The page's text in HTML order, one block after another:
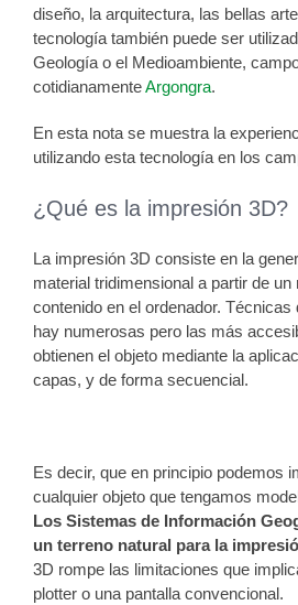
diseño, la arquitectura, las bellas
tecnología también puede ser
Geología o el Medioambiente,
cotidianamenteArgongra.
En esta nota se muestra la
utilizando esta tecnología en los
¿Qué es la impresión 3D?
La impresión 3D consiste en la
material tridimensional a partir de un
contenido en el ordenador. Técnicas
hay numerosas pero las más
obtienen el objeto mediante la
capas, y de forma secuencial.
Es decir, que en principio podemos
cualquier objeto que tengamos
Los Sistemas de Información
un terreno natural para la
3D rompe las limitaciones que
plotter o una pantalla convencional.